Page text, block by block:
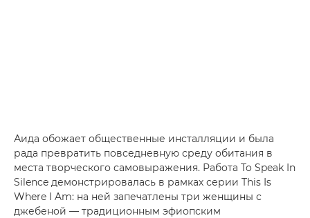
Аида обожает общественные инсталляции и была
рада превратить повседневную среду обитания в
места творческого самовыражения. Работа To Speak In
Silence демонстрировалась в рамках серии This Is
Where I Am: на ней запечатлены три женщины с
джебеной — традиционным эфиопским